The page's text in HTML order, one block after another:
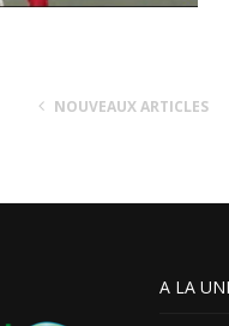
NOUVEAUX ARTICLES
A LA